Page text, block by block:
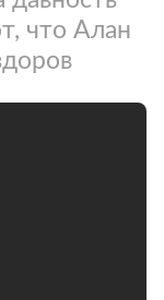
что Алан